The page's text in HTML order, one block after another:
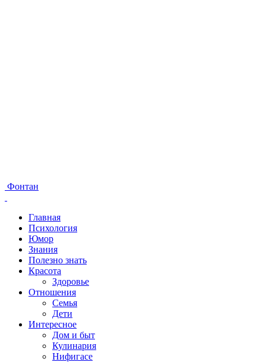
Фонтан
Главная
Психология
Юмор
Знания
Полезно знать
Красота
Здоровье
Отношения
Семья
Дети
Интересное
Дом и быт
Кулинария
Нифигасе